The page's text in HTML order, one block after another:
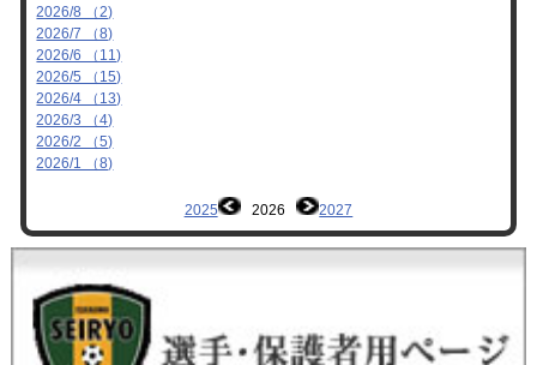
2026/8 （2)
2026/7 （8)
2026/6 （11)
2026/5 （15)
2026/4 （13)
2026/3 （4)
2026/2 （5)
2026/1 （8)
2025 2026 2027